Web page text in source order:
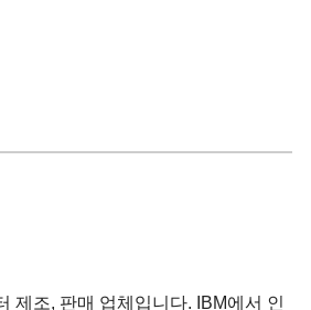
제조, 판매 업체입니다. IBM에서 인